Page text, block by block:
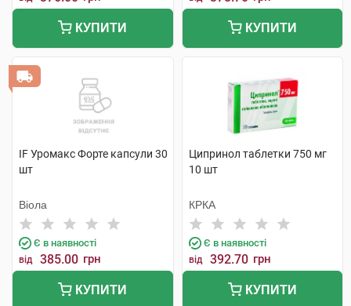
КУПИТИ КУПИТИ
IF Уромакс Форте капсули 30
шт
Віола
Є в наявності
від 385.00 грн
КУПИТИ
Ципринол таблетки 750 мг
10 шт
КРКА
Є в наявності
від 392.70 грн
КУПИТИ